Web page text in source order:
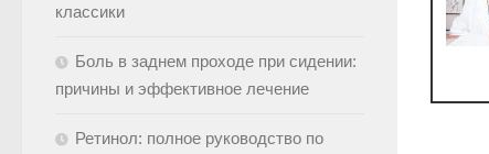
классики
Боль в заднем проходе при сидении:
причины и эффективное лечение
Ретинол: полное руководство по